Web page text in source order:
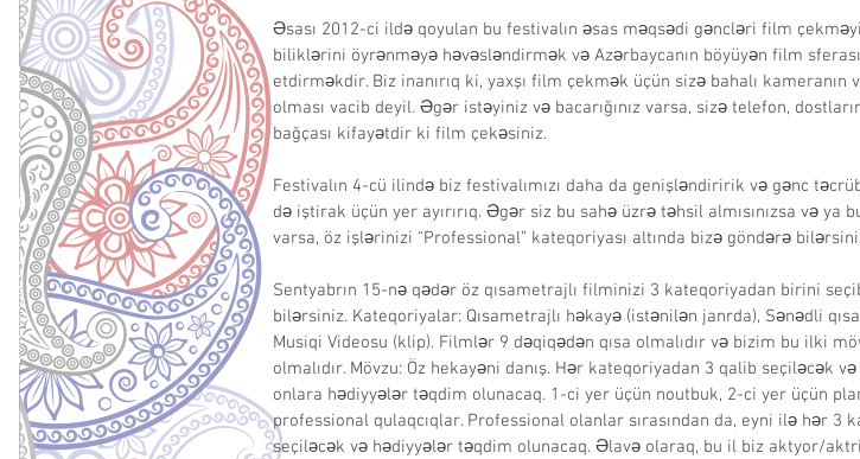
Əsası 2012-ci ildə qoyulan bu festivalın əsas məqsədi gəncləri film
biliklərini öyrənməyə həvəsləndirmək və Azərbaycanın böyüyən film
etdirməkdir. Biz inanırıq ki, yaxşı film çekmək üçün sizə bahalı kameranın
olması vacib deyil. Əgər istəyiniz və bacarığınız varsa, sizə telefon,
bağçası kifayətdir ki film çekəsiniz.
Festivalın 4-cü ilində biz festivalımızı daha da genişləndiririk və gənc
də iştirak üçün yer ayırırıq. Əgər siz bu sahə üzrə təhsil almısınızsa və ya
varsa, öz işlərinizi “Professional” kateqoriyası altında bizə göndərə
Sentyabrın 15-nə qədər öz qısametrajlı filminizi 3 kateqoriyadan birini
bilərsiniz. Kateqoriyalar: Qısametrajlı həkayə (istənilən janrda), Sənədli
Musiqi Videosu (klip). Filmlər 9 dəqiqədən qısa olmalıdır və bizim bu ilki
olmalıdır. Mövzu: Öz hekayəni danış. Hər kateqoriyadan 3 qalib seçiləcək
onlara hədiyyələr təqdim olunacaq. 1-ci yer üçün noutbuk, 2-ci yer üçün
professional qulaqcıqlar. Professional olanlar sırasından da, eyni ilə hər 3
seçiləcək və hədiyyələr təqdim olunacaq. Əlavə olaraq, bu il biz aktyor/